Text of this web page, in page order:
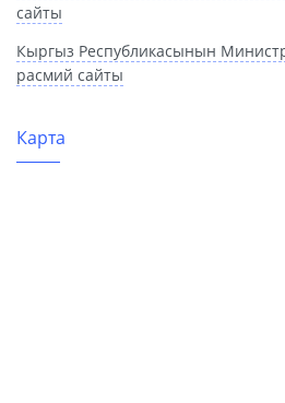
сайты
Кыргыз Республикасынын
расмий сайты
Карта